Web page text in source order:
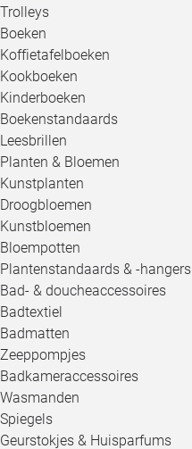
Trolleys
Boeken
Koffietafelboeken
Kookboeken
Kinderboeken
Boekenstandaards
Leesbrillen
Planten & Bloemen
Kunstplanten
Droogbloemen
Kunstbloemen
Bloempotten
Plantenstandaards & -hangers
Bad- & doucheaccessoires
Badtextiel
Badmatten
Zeeppompjes
Badkameraccessoires
Wasmanden
Spiegels
Geurstokjes & Huisparfums